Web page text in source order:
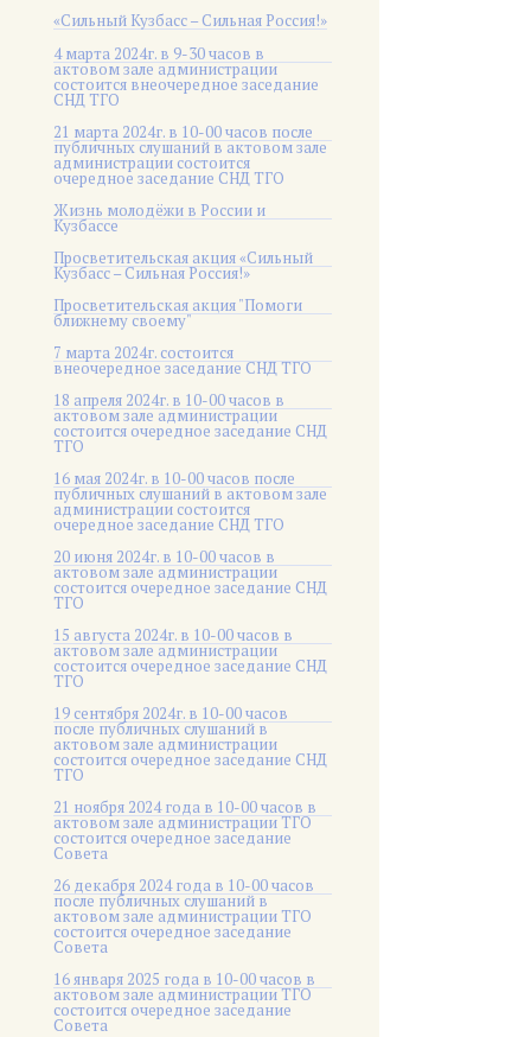
«Сильный Кузбасс – Сильная Россия!»
4 марта 2024г. в 9-30 часов в
актовом зале администрации
состоится внеочередное заседание
СНД ТГО
21 марта 2024г. в 10-00 часов после
публичных слушаний в актовом зале
администрации состоится
очередное заседание СНД ТГО
Жизнь молодёжи в России и
Кузбассе
Просветительская акция «Сильный
Кузбасс – Сильная Россия!»
Просветительская акция "Помоги
ближнему своему"
7 марта 2024г. состоится
внеочередное заседание СНД ТГО
18 апреля 2024г. в 10-00 часов в
актовом зале администрации
состоится очередное заседание СНД
ТГО
16 мая 2024г. в 10-00 часов после
публичных слушаний в актовом зале
администрации состоится
очередное заседание СНД ТГО
20 июня 2024г. в 10-00 часов в
актовом зале администрации
состоится очередное заседание СНД
ТГО
15 августа 2024г. в 10-00 часов в
актовом зале администрации
состоится очередное заседание СНД
ТГО
19 сентября 2024г. в 10-00 часов
после публичных слушаний в
актовом зале администрации
состоится очередное заседание СНД
ТГО
21 ноября 2024 года в 10-00 часов в
актовом зале администрации ТГО
состоится очередное заседание
Совета
26 декабря 2024 года в 10-00 часов
после публичных слушаний в
актовом зале администрации ТГО
состоится очередное заседание
Совета
16 января 2025 года в 10-00 часов в
актовом зале администрации ТГО
состоится очередное заседание
Совета